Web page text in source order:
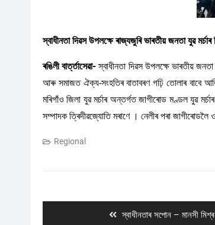
স্বাধীনতা দিৱস উপলক্ষে ৰাজ্যজুৰি ভাৰতীয় জনতা যুৱ মৰ্চাৰ
ৰঙিলী বাৰ্ত্তাসেৱা-স্বাধীনতা দিৱস উপলক্ষে ভাৰতীয়
আৰু সমাজত ঐক্য-সংহতিৰ বাতাবৰণ গঢ়ি তোলাৰ বাবে
মৰিগাঁও জিলা যুৱ মৰ্চাৰ অন্তৰ্গত জাগীৰোড মণ্ডল যুৱ
সম্পাদক ত্ৰিদীৱজ্যোতি মৰাণে । নেলীৰ পৰা জাগীৰোডলৈ
Regional
Previous
স্বাধীনতাৰ সপোন – মানসী মিশ্ৰ